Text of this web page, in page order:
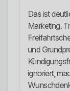
Das ist
Marketing.
und
ignoriert,